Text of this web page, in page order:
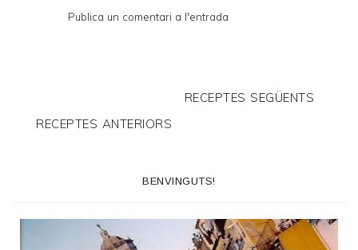
Publica un comentari a l'entrada
RECEPTES SEGÜENTS
RECEPTES ANTERIORS
BENVINGUTS!